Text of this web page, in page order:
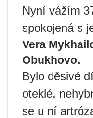
Nyní vážím
spokojená s
Vera
Obukhovo.
Bylo děsivé
oteklé,
se u ní